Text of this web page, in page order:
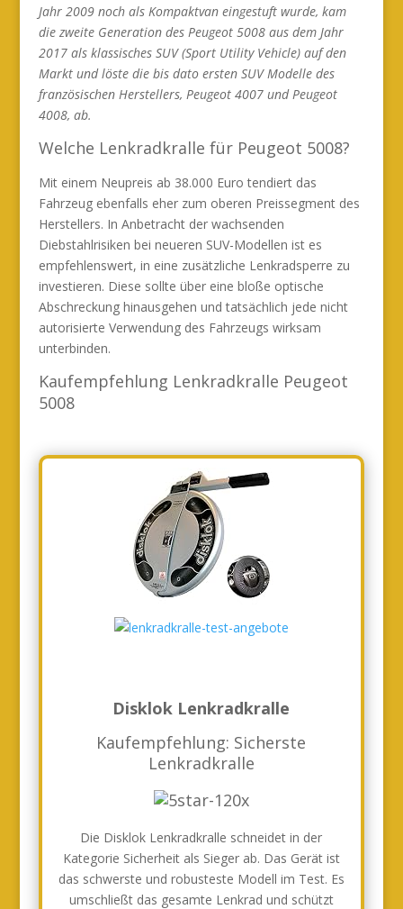
Jahr 2009 noch als Kompaktvan eingestuft wurde, kam
die zweite Generation des Peugeot 5008 aus dem Jahr
2017 als klassisches SUV (Sport Utility Vehicle) auf den
Markt und löste die bis dato ersten SUV Modelle des
französischen Herstellers, Peugeot 4007 und Peugeot
4008, ab.
Welche Lenkradkralle für Peugeot 5008?
Mit einem Neupreis ab 38.000 Euro tendiert das
Fahrzeug ebenfalls eher zum oberen Preissegment des
Herstellers. In Anbetracht der wachsenden
Diebstahlrisiken bei neueren SUV-Modellen ist es
empfehlenswert, in eine zusätzliche Lenkradsperre zu
investieren. Diese sollte über eine bloße optische
Abschreckung hinausgehen und tatsächlich jede nicht
autorisierte Verwendung des Fahrzeugs wirksam
unterbinden.
Kaufempfehlung Lenkradkralle Peugeot
5008
Disklok Lenkradkralle
Kaufempfehlung: Sicherste
Lenkradkralle
Die Disklok Lenkradkralle schneidet in der
Kategorie Sicherheit als Sieger ab. Das Gerät ist
das schwerste und robusteste Modell im Test. Es
umschließt das gesamte Lenkrad und schützt